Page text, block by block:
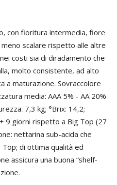
con fioritura intermedia, fiore
scalare rispetto alle altre
costi sia di diradamento che
molto consistente, ad alto
a maturazione. Sovraccolore
media: AAA 5% - AA 20%
7,3 kg; °Brix: 14,2;
9 giorni rispetto a Big Top (27
nettarina sub-acida che
di ottima qualità ed
assicura una buona “shelf-